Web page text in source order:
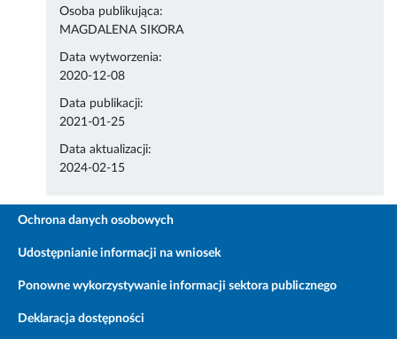
Osoba publikująca:
MAGDALENA SIKORA
Data wytworzenia:
2020-12-08
Data publikacji:
2021-01-25
Data aktualizacji:
2024-02-15
Ochrona danych osobowych
Udostępnianie informacji na wniosek
Ponowne wykorzystywanie informacji sektora publicznego
Deklaracja dostępności